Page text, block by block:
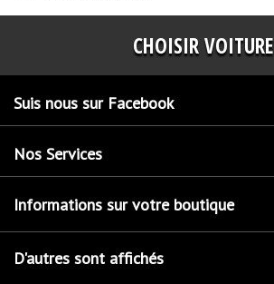
CHOISIR VOITURE
Suis nous sur Facebook
Nos Services
Informations sur votre boutique
D'autres sont affichés